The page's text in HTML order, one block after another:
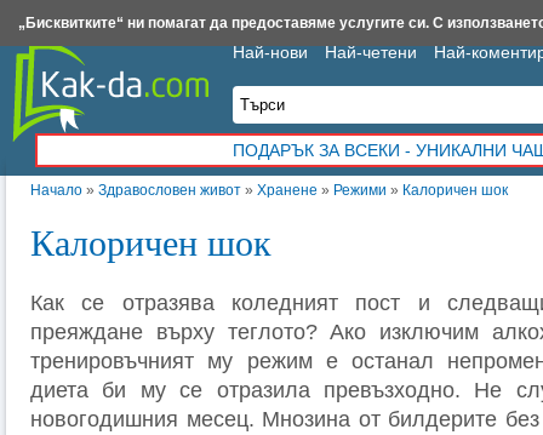
Начало » Здравословен живот » Хранене » Режими » Калоричен шок
Калоричен шок
Как се отразява коледният пост и
преяждане върху теглото? Ако изключим
тренировъчният му режим е останал
диета би му се отразила превъзходно. Не
новогодишния месец. Мнозина от билдерите без
Най-нови Най-четени Най-
ПОДАРЪК ЗА ВСЕКИ - УНИКАЛНИ
Insert.bg Framar.bg Kak-da.com Iztochnik.com BauBau.bg NewAge.bg
„Бисквитките“ ни помагат да предоставяме услугите си. С